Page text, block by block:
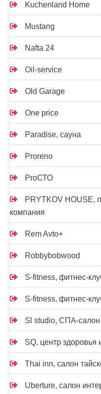
Kuchenland Home
Mustang
Nafta 24
Oil-service
Old Garage
One price
Paradise, сауна
Proreno
ProСТО
PRYTKOV HOUSE,
компания
Rem Avto+
Robbybobwood
S-fitness, фитнес-
S-fitness, фитнес-
Sl studio, СПА-салон
SQ, центр здоровья
Thai inn, салон
Uberture, салон